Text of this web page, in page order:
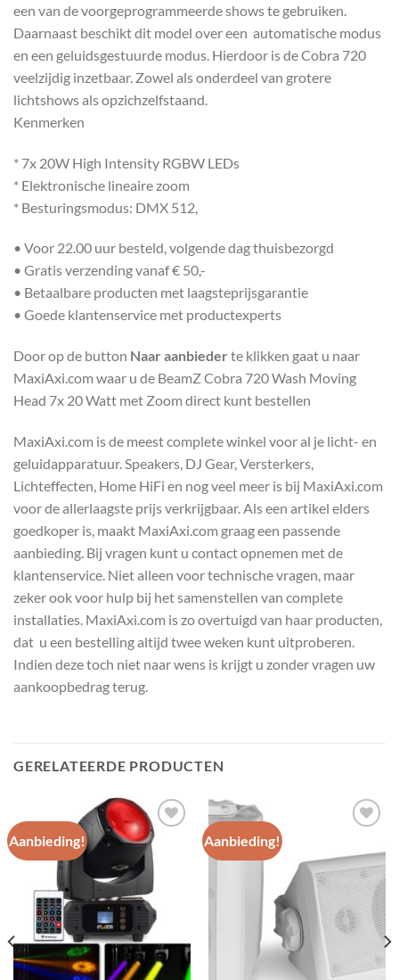
een van de voorgeprogrammeerde shows te gebruiken.
Daarnaast beschikt dit model over een automatische modus
en een geluidsgestuurde modus. Hierdoor is de Cobra 720
veelzijdig inzetbaar. Zowel als onderdeel van grotere
lichtshows als opzichzelfstaand.
Kenmerken
* 7x 20W High Intensity RGBW LEDs
* Elektronische lineaire zoom
* Besturingsmodus: DMX 512,
• Voor 22.00 uur besteld, volgende dag thuisbezorgd
• Gratis verzending vanaf € 50,-
• Betaalbare producten met laagsteprijsgarantie
• Goede klantenservice met productexperts
Door op de button Naar aanbieder te klikken gaat u naar
MaxiAxi.com waar u de BeamZ Cobra 720 Wash Moving
Head 7x 20 Watt met Zoom direct kunt bestellen
MaxiAxi.com is de meest complete winkel voor al je licht- en
geluidapparatuur. Speakers, DJ Gear, Versterkers,
Lichteffecten, Home HiFi en nog veel meer is bij MaxiAxi.com
voor de allerlaagste prijs verkrijgbaar. Als een artikel elders
goedkoper is, maakt MaxiAxi.com graag een passende
aanbieding. Bij vragen kunt u contact opnemen met de
klantenservice. Niet alleen voor technische vragen, maar
zeker ook voor hulp bij het samenstellen van complete
installaties. MaxiAxi.com is zo overtuigd van haar producten,
dat u een bestelling altijd twee weken kunt uitproberen.
Indien deze toch niet naar wens is krijgt u zonder vragen uw
aankoopbedrag terug.
GERELATEERDE PRODUCTEN
Aanbieding!
Toevoegen
aan
wenslijst
Aanbieding!
Toevoegen
aan
wenslijst